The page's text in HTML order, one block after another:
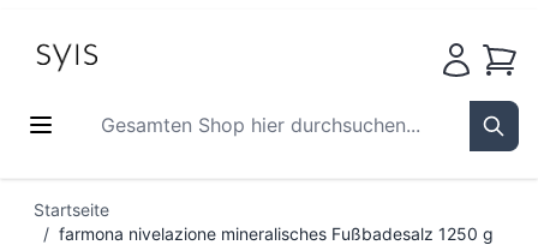
Gesamten Shop hier durchsuchen...
Startseite
/ farmona nivelazione mineralisches Fußbadesalz 1250 g